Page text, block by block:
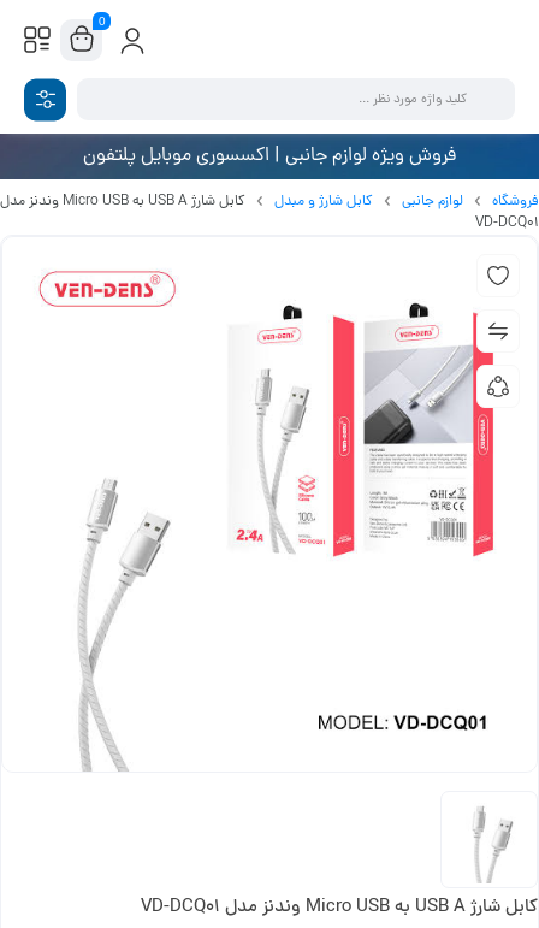
0
فروش ویژه لوازم جانبی | اکسسوری موبایل پلتفون
فروشگاه لوازم جانبی کابل شارژ و مبدل
کابل شارژ USB A به Micro USB وندنز مدل
VD-DCQ01
کابل شارژ USB A به Micro USB وندنز مدل VD-DCQ01